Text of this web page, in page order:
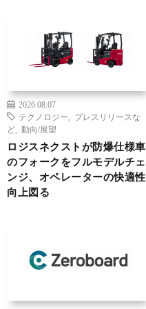
2026.08.07
テクノロジー
プレスリリースな
ど
動向/展望
ロジスネクストが防爆仕様車
のフォークをフルモデルチェ
ンジ、オペレーターの快適性
向上図る